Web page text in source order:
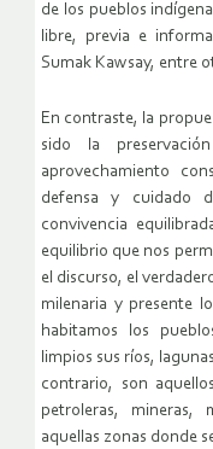
de los pueblos
libre, previa e
Sumak Kawsay, entre
En contraste, la
sido la
aprovechamiento
defensa y cuidado
convivencia
equilibrio que nos
el discurso, el
milenaria y presente
habitamos los
limpios sus ríos,
contrario, son
petroleras, mineras,
aquellas zonas donde